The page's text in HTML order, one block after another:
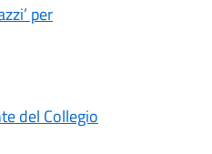
per
del Collegio